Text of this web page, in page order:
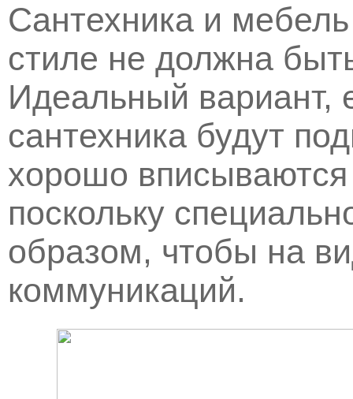
Сантехника и
стиле не должна
Идеальный вариант,
сантехника будут
хорошо
поскольку
образом, чтобы на
коммуникаций.